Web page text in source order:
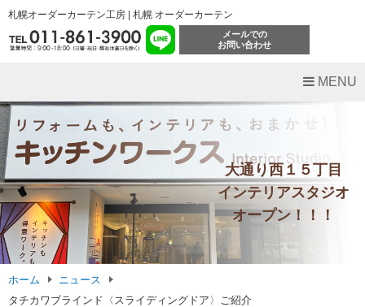
札幌オーダーカーテン工房 | 札幌 オーダーカーテン
メールでの
お問い合わせ
MENU
大通り西１５丁目
インテリアスタジオ
オープン！！！
ホーム
ニュース
タチカワブラインド〈スライディングドア〉ご紹介